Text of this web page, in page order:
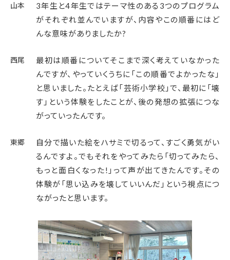
山本
3年生と4年生ではテーマ性のある3つのプログラム
がそれぞれ並んでいますが、内容やこの順番にはど
んな意味がありましたか?
西尾
最初は順番についてそこまで深く考えていなかった
んですが、やっていくうちに「この順番でよかったな」
と思いました。たとえば「芸術小学校」で、最初に「壊
す」という体験をしたことが、後の発想の拡張につな
がっていったんです。
東郷
自分で描いた絵をハサミで切るって、すごく勇気がい
るんですよ。でもそれをやってみたら「切ってみたら、
もっと面白くなった!」って声が出てきたんです。その
体験が「思い込みを壊していいんだ」という視点につ
ながったと思います。